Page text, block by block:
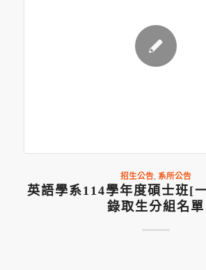
招生公告,系所公告
英語學系114學年度碩士班[
錄取生分組名單